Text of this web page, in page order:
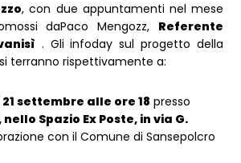
, con due appuntamenti nel mese
daPaco Mengozz, Referente
. Gli infoday sul progetto della
terranno rispettivamente a:
21 settembre alle ore 18 presso
Spazio Ex Poste, in via G.
con il Comune di Sansepolcro